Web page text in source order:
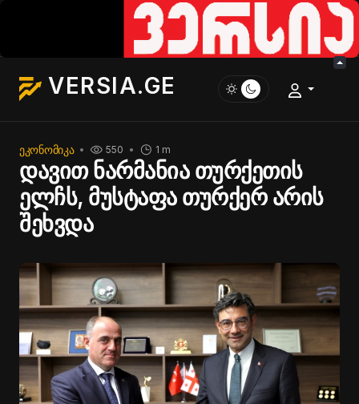
VERSIA.GE
ᲔᲙᲝᲜᲝᲛᲘᲙᲐ 1 m
550
დავით ნარმანია თურქეთის
ელჩს, მუსტაფა თურქერ არის
შეხვდა